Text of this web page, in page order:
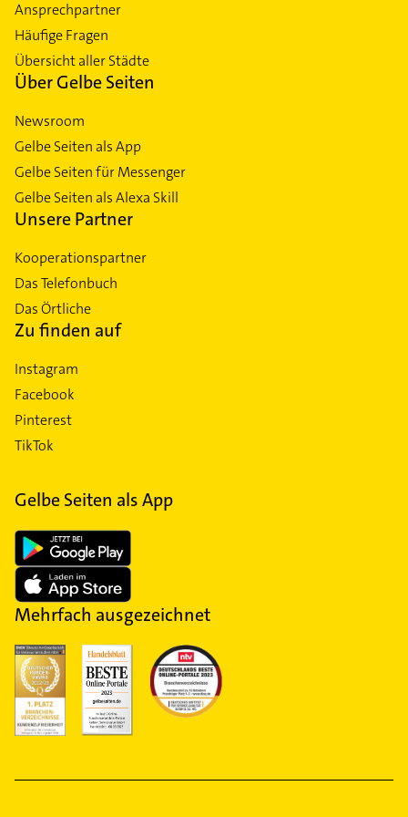
Ansprechpartner
Häufige Fragen
Übersicht aller Städte
Über Gelbe Seiten
Newsroom
Gelbe Seiten als App
Gelbe Seiten für Messenger
Gelbe Seiten als Alexa Skill
Unsere Partner
Kooperationspartner
Das Telefonbuch
Das Örtliche
Zu finden auf
Instagram
Facebook
Pinterest
TikTok
Gelbe Seiten als App
Mehrfach ausgezeichnet